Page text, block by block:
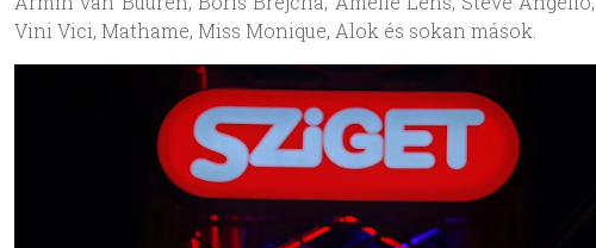
Vini Vici, Mathame, Miss Monique, Alok és sokan mások.